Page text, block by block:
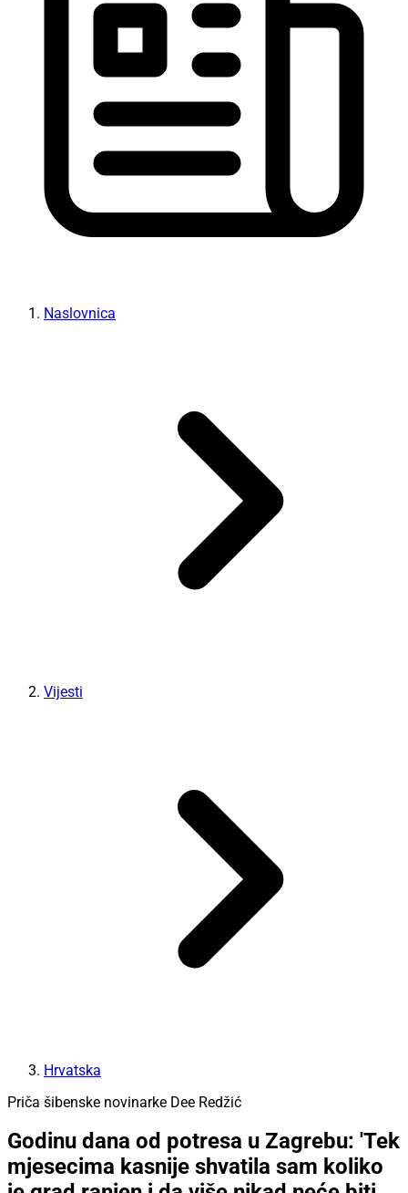
Naslovnica
Vijesti
Hrvatska
Priča šibenske novinarke Dee Redžić
Godinu dana od potresa u Zagrebu: 'Tek
mjesecima kasnije shvatila sam koliko